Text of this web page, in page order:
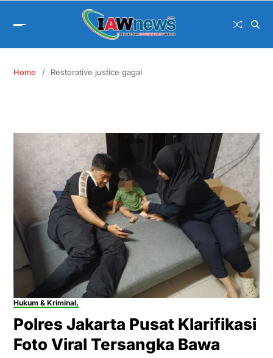
Home Restorative justice gagal
Hukum & Kriminal,
Polres Jakarta Pusat Klarifikasi
Foto Viral Tersangka Bawa